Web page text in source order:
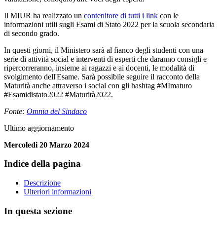
Il MIUR ha realizzato un contenitore di tutti i link con le
informazioni utili sugli Esami di Stato 2022 per la scuola secondaria
di secondo grado.
In questi giorni, il Ministero sarà al fianco degli studenti con una
serie di attività social e interventi di esperti che daranno consigli e
ripercorreranno, insieme ai ragazzi e ai docenti, le modalità di
svolgimento dell'Esame. Sarà possibile seguire il racconto della
Maturità anche attraverso i social con gli hashtag #MImaturo
#Esamidistato2022 #Maturità2022.
Fonte: Omnia del Sindaco
Ultimo aggiornamento
Mercoledi 20 Marzo 2024
Indice della pagina
Descrizione
Ulteriori informazioni
In questa sezione